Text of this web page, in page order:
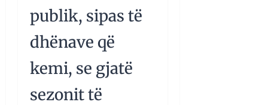
publik, sipas të
dhënave që
kemi, se gjatë
sezonit të